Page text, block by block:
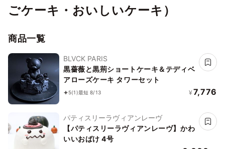
ごケーキ・おいしいケーキ）
商品一覧
BLVCK PARIS
黒薔薇と黒荊ショートケーキ＆テディベ
アローズケーキ タワーセット
5(1)最短 8/13 ¥ 7,776
パティスリーラヴィアンレーヴ
【パティスリーラヴィアンレーヴ】かわ
いいおばけ 4号